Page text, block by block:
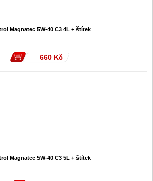
Magnatec 5W-40 C3 4L + štítek
660 Kč
Magnatec 5W-40 C3 5L + štítek